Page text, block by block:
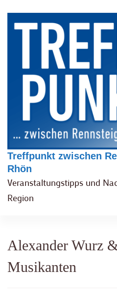
Treffpunkt zwischen
Rhön
Veranstaltungstipps und
Region
Alexander Wurz
Musikanten